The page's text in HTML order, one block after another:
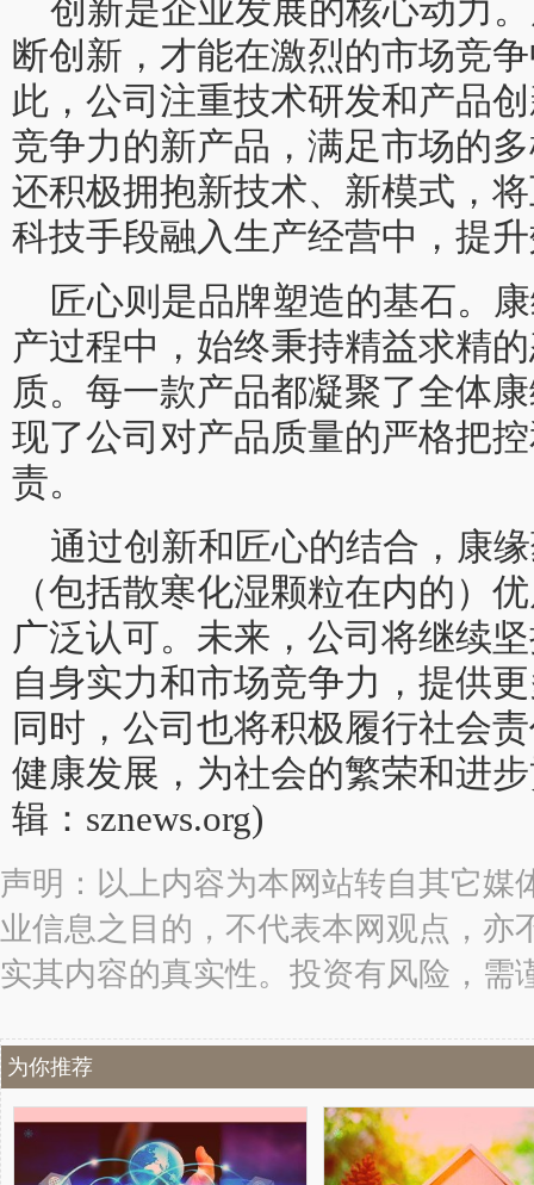
创新是企业发展的核心动力
断创新，才能在激烈的市场竞
此，公司注重技术研发和产品
竞争力的新产品，满足市场的
还积极拥抱新技术、新模式，
科技手段融入生产经营中，提
匠心则是品牌塑造的基石。
产过程中，始终秉持精益求精
质。每一款产品都凝聚了全体
现了公司对产品质量的严格把
责。
通过创新和匠心的结合，康
（包括散寒化湿颗粒在内的）
广泛认可。未来，公司将继续
自身实力和市场竞争力，提供
同时，公司也将积极履行社会
健康发展，为社会的繁荣和进
辑：sznews.org)
声明：以上内容为本网站转自其它媒
业信息之目的，不代表本网观点，亦
实其内容的真实性。投资有风险，需
为你推荐